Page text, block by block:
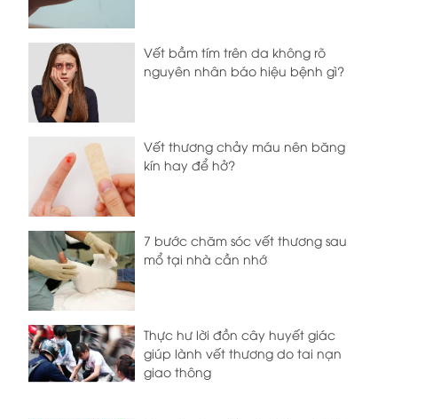
Vết bầm tím trên da không rõ
nguyên nhân báo hiệu bệnh gì?
Vết thương chảy máu nên băng
kín hay để hở?
7 bước chăm sóc vết thương sau
mổ tại nhà cần nhớ
Thực hư lời đồn cây huyết giác
giúp lành vết thương do tai nạn
giao thông